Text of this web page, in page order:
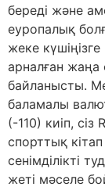
береді және
еуропалық
жеке
арналған жаңа
байланысты.
баламалы
(-110) киіп,
спорттық
сенімділікті
жеті мәселе